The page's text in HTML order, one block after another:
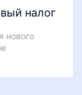
налог
нового